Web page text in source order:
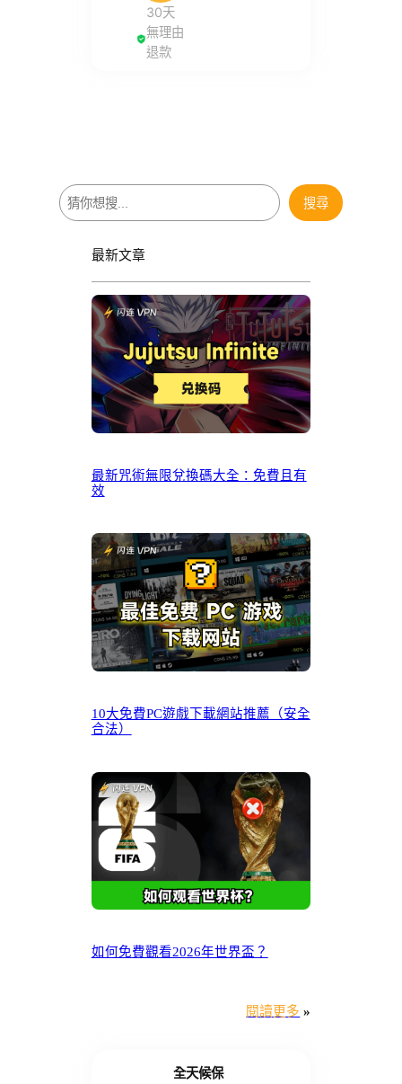
30天
無理由
退款
搜
尋
搜尋
最新文章
最新咒術無限兌換碼大全：免費且有
效
10大免費PC遊戲下載網站推薦（安全
合法）
如何免費觀看2026年世界盃？
閱讀更多 »
全天候保